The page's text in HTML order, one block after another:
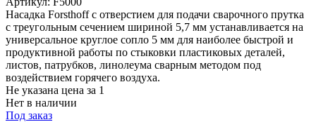
Насадка Forsthoff с отверстием для подачи сварочного прутка
с треугольным сечением шириной 5,7 мм устанавливается на
универсальное круглое сопло 5 мм для наиболее быстрой и
продуктивной работы по стыковки пластиковых деталей,
листов, патрубков, линолеума сварным методом под
воздействием горячего воздуха.
Не указана цена за 1
Нет в наличии
Под заказ